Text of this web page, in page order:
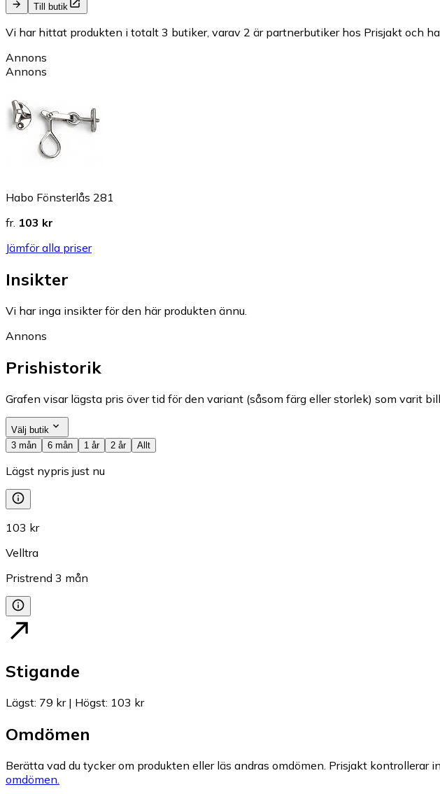
Till butik
Vi har hittat produkten i totalt 3 butiker, varav 2 är partnerbutiker hos Prisjakt och
Annons
Annons
Habo Fönsterlås 281
fr. 103 kr
Jämför alla priser
Insikter
Vi har inga insikter för den här produkten ännu.
Annons
Prishistorik
Grafen visar lägsta pris över tid för den variant (såsom färg eller storlek) som varit
Välj butik
3 mån
6 mån 1 år 2 år Allt
Lägst nypris just nu
103 kr
Velltra
Pristrend 3 mån
Stigande
Lägst: 79 kr| Högst: 103 kr
Omdömen
Berätta vad du tycker om produkten eller läs andras omdömen. Prisjakt
omdömen.